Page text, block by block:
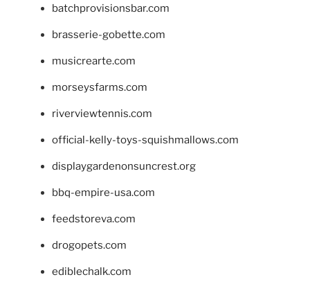
batchprovisionsbar.com
brasserie-gobette.com
musicrearte.com
morseysfarms.com
riverviewtennis.com
official-kelly-toys-squishmallows.com
displaygardenonsuncrest.org
bbq-empire-usa.com
feedstoreva.com
drogopets.com
ediblechalk.com